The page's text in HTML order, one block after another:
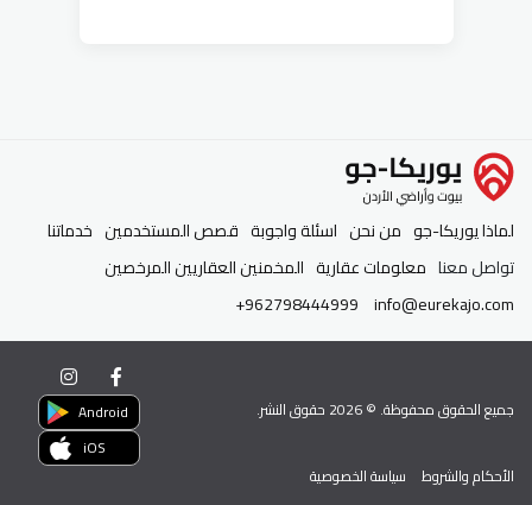
لماذا يوريكا-جو من نحن اسئلة واجوبة قصص المستخدمين خدماتنا
تواصل معنا معلومات عقارية المخمنين العقاريين المرخصين
info@eurekajo.com
+962798444999
جميع الحقوق محفوظة. ©2026 حقوق النشر.
Android
iOS
الأحكام والشروط
سياسة الخصوصية